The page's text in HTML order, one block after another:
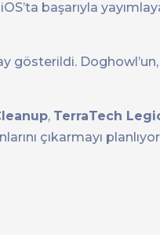
başarıyla
gösterildi.
, TerraTech
çıkarmayı